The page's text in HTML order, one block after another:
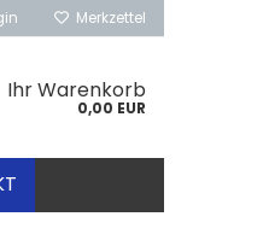
Merkzettel
Ihr Warenkorb
0,00 EUR